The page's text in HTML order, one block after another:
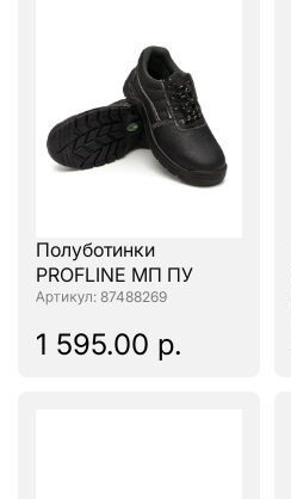
Полуботинки
PROFLINE МП ПУ
: 87488269
1 595.00 р.